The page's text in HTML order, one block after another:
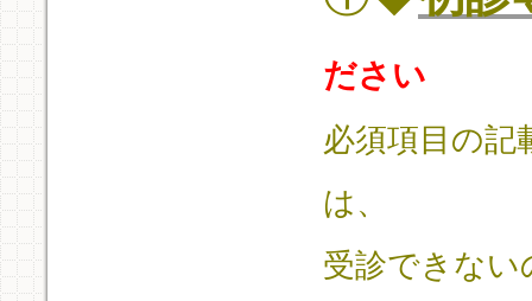
ださい
必須項目の記
は、
受診できない